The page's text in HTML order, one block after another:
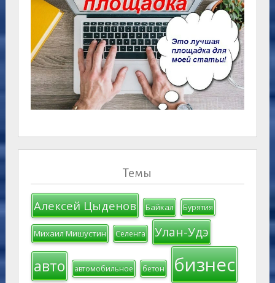
Темы
Алексей Цыденов Байкал Бурятия
Михаил Мишустин Селенга Улан-Удэ
авто автомобильное бетон бизнес